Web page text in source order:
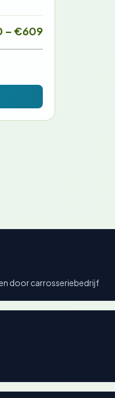
– €609
door carrosseriebedrijf